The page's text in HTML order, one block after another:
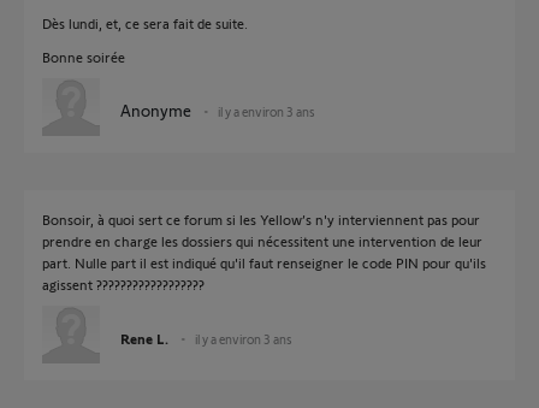
Dès lundi, et, ce sera fait de suite.
Bonne soirée
Anonyme il y a environ 3 ans
Bonsoir, à quoi sert ce forum si les Yellow’s n'y interviennent pas pour
prendre en charge les dossiers qui nécessitent une intervention de leur
part. Nulle part il est indiqué qu'il faut renseigner le code PIN pour qu'ils
agissent ??????????????????
Rene L. il y a environ 3 ans